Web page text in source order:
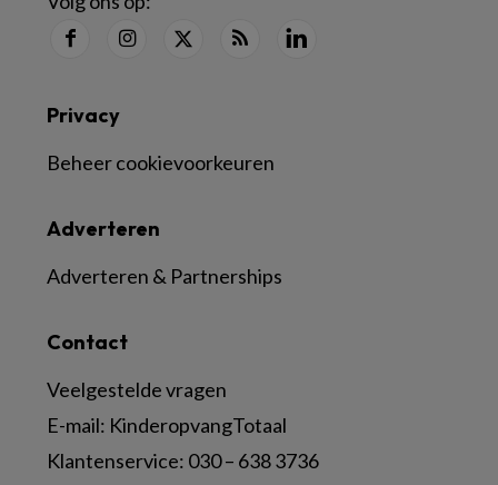
Contact
Veelgestelde vragen
E-mail: KinderopvangTotaal
Klantenservice: 030 – 638 3736
Adverteren
Adverteren & Partnerships
Privacy
Beheer cookievoorkeuren